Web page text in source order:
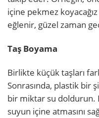
içine pekmez
eğlenir, güzel zaman
Taş Boyama
Birlikte küçük taşları
Sonrasında, plastik bir
bir miktar su doldurun.
suyun içine atmasını